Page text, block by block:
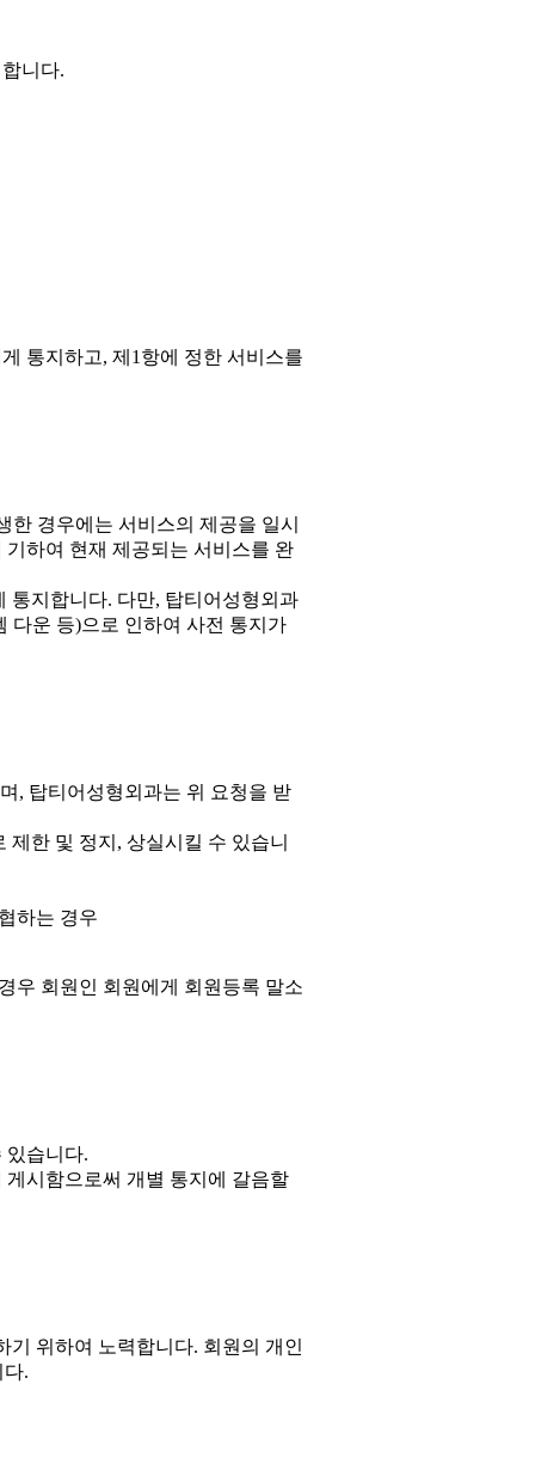
니다.
통지하고, 제1항에 정한 서비스를
경우에는 서비스의 제공을 일시
하여 현재 제공되는 서비스를 완
통지합니다. 다만, 탑티어성형외과
다운 등)으로 인하여 사전 통지가
, 탑티어성형외과는 위 요청을 받
한 및 정지, 상실시킬 수 있습니
하는 경우
우 회원인 회원에게 회원등록 말소
있습니다.
시함으로써 개별 통지에 갈음할
위하여 노력합니다. 회원의 개인
.